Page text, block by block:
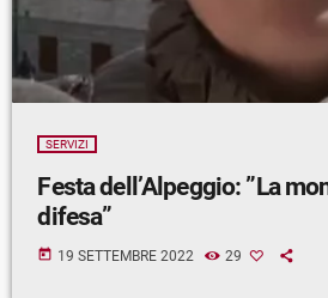
SERVIZI
Festa dell’Alpeggio: ”La
difesa”
today 19 SETTEMBRE 2022 29